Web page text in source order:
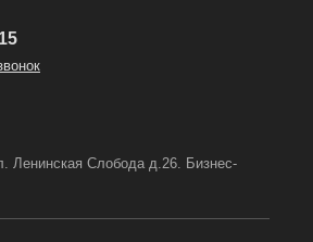
Ленинская Слобода д.26. Бизнес-